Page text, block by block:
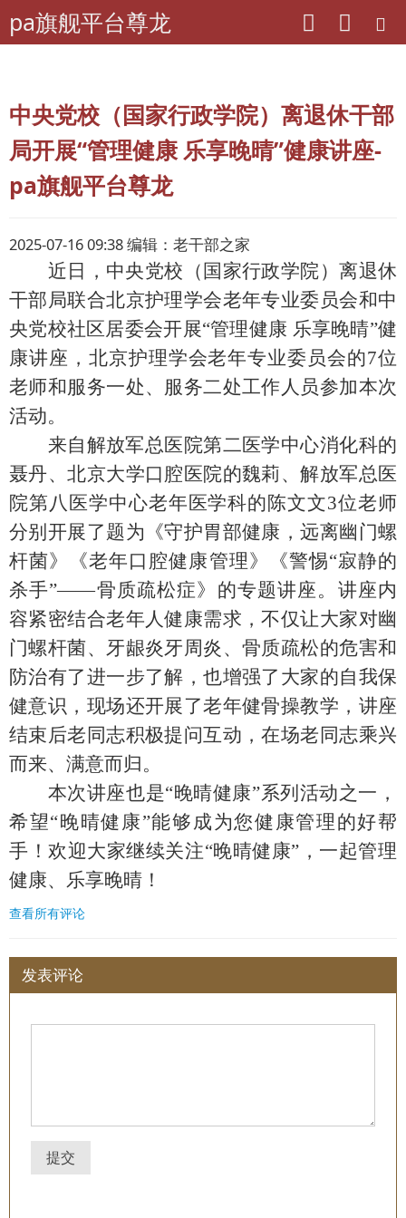
pa旗舰平台尊龙
pa旗舰平台尊龙 离退休干部工作 中央单位动态
中央党校（国家行政学院）离退休干部
局开展“管理健康 乐享晚晴”健康讲座-
pa旗舰平台尊龙
2025-07-16 09:38 编辑：老干部之家
近日 ， 中央党校（国家行政学院）离退休
干部局联合北京护理学会老年专业委员会和中
央党校社区居委会开展“管理健康 乐享晚晴”健
康讲座，北京护理学会老年专业委员会的7位
老师和服务一处、服务二处工作人员参加本次
活动。
来自解放军总医院第二医学中心消化科的
聂丹、北京大学口腔医院的魏莉、解放军总医
院第八医学中心老年医学科的陈文文3位老师
分别开展了题为《守护胃部健康，远离幽门螺
杆菌》《老年口腔健康管理》《警惕“寂静的
杀手”——骨质疏松症》的专题讲座。讲座内
容紧密结合老年人健康需求，不仅让大家对幽
门螺杆菌、牙龈炎牙周炎、骨质疏松的危害和
防治有了进一步了解，也增强了大家的自我保
健意识，现场还开展了老年健骨操教学，讲座
结束后老同志积极提问互动，在场老同志乘兴
而来、满意而归。
本次讲座也是“晚晴健康”系列活动之一，
希望“晚晴健康”能够成为您健康管理的好帮
手！欢迎大家继续关注“晚晴健康”，一起管理
健康、乐享晚晴！
查看所有评论
发表评论
提交